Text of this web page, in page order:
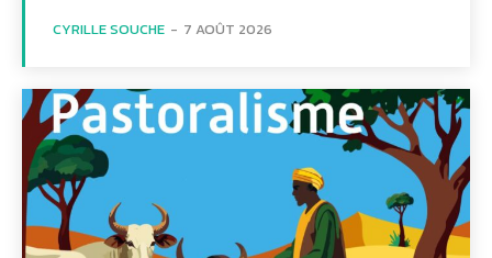
CYRILLE SOUCHE - 7 AOÛT 2026